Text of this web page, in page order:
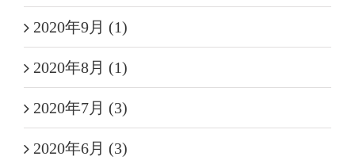
2020年9月 (1)
2020年8月 (1)
2020年7月 (3)
2020年6月 (3)